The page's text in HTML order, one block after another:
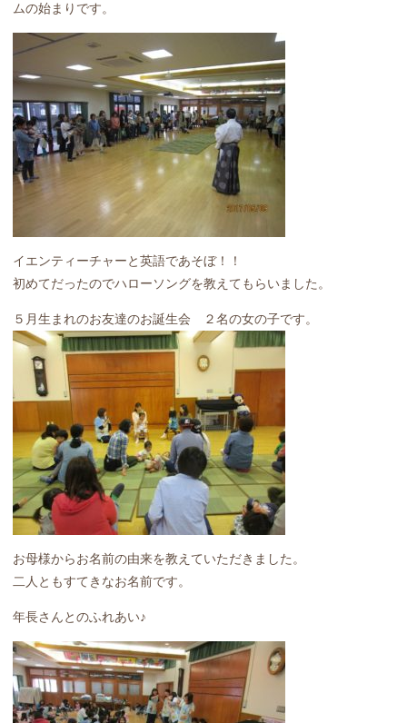
ムの始まりです。
イエンティーチャーと英語であそぼ！！
初めてだったのでハローソングを教えてもらいました。
５月生まれのお友達のお誕生会 ２名の女の子です。
お母様からお名前の由来を教えていただきました。
二人ともすてきなお名前です。
年長さんとのふれあい♪